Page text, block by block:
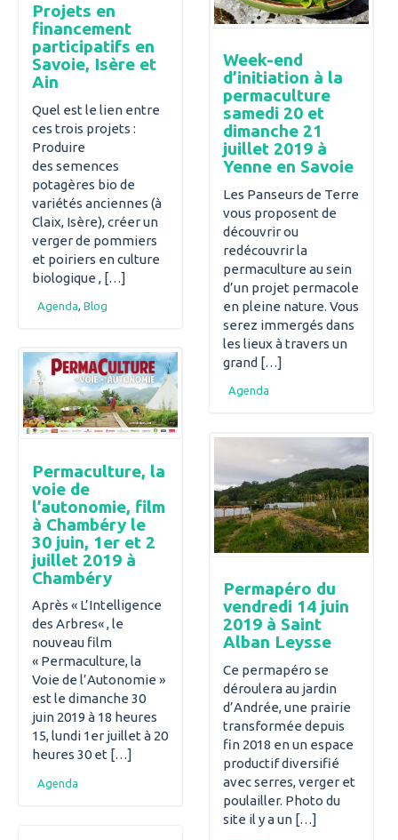
Projets en
financement
participatifs en
Savoie, Isère et
Ain
Quel est le lien entre
ces trois projets :
Produire
des semences
potagères bio de
variétés anciennes (à
Claix, Isère), créer un
verger de pommiers
et poiriers en culture
biologique , […]
Agenda, Blog
Week-end
d’initiation à la
permaculture
samedi 20 et
dimanche 21
juillet 2019 à
Yenne en Savoie
Les Panseurs de Terre
vous proposent de
découvrir ou
redécouvrir la
permaculture au sein
d’un projet permacole
en pleine nature. Vous
serez immergés dans
les lieux à travers un
grand […]
Agenda
Permaculture, la
voie de
l’autonomie, film
à Chambéry le
30 juin, 1er et 2
juillet 2019 à
Chambéry
Après « L’Intelligence
des Arbres« , le
nouveau film
« Permaculture, la
Voie de l’Autonomie »
est le dimanche 30
juin 2019 à 18 heures
15, lundi 1er juillet à 20
heures 30 et […]
Agenda
Permapéro du
vendredi 14 juin
2019 à Saint
Alban Leysse
Ce permapéro se
déroulera au jardin
d’Andrée, une prairie
transformée depuis
fin 2018 en un espace
productif diversifié
avec serres, verger et
poulailler. Photo du
site il y a un […]